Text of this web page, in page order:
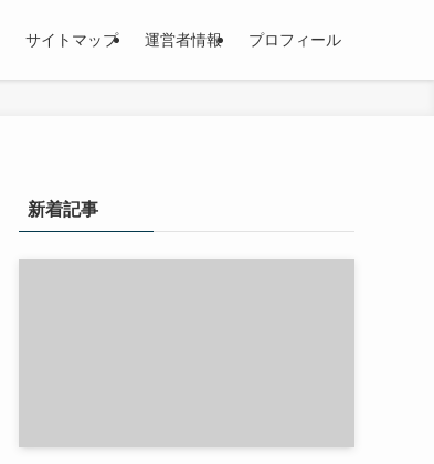
サイトマップ 運営者情報 プロフィール
新着記事